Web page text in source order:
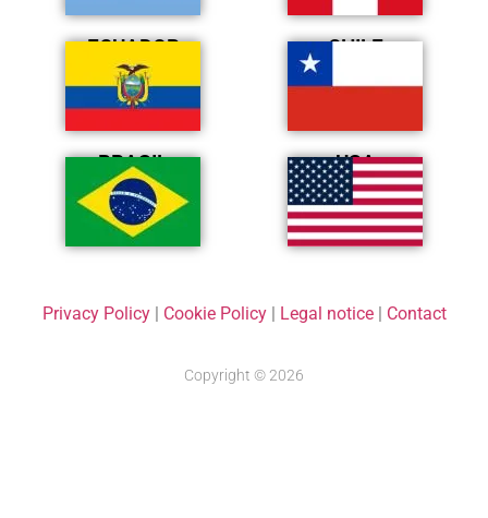
ECUADOR CHILE
BRASIL USA
Privacy Policy| Cookie Policy| Legal notice| Contact
Copyright © 2026